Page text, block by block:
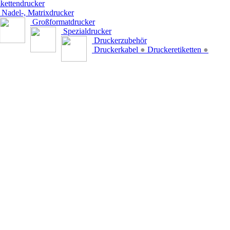
Nadel-, Matrixdrucker
Großformatdrucker
Spezialdrucker
Druckerzubehör
Druckerkabel ● Druckeretiketten ●